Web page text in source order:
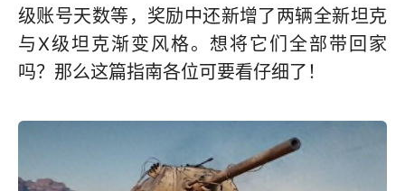
级账号天数等，奖励中还新增了两辆全新坦克
与X级坦克渐变风格。想将它们全部带回家
吗？那么这篇指南各位可要看仔细了！